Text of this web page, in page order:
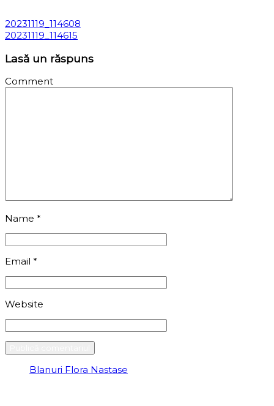
20231119_114608
20231119_114615
Lasă un răspuns
Comment
Name *
Email *
Website
Blanuri Flora Nastase